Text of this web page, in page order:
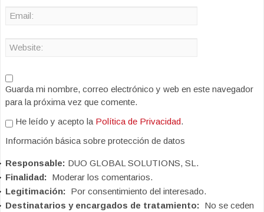
Guarda mi nombre, correo electrónico y web en este navegador
para la próxima vez que comente.
He leído y acepto la Política de Privacidad.
Información básica sobre protección de datos
Responsable: DUO GLOBAL SOLUTIONS, SL.
Finalidad: Moderar los comentarios.
Legitimación: Por consentimiento del interesado.
Destinatarios y encargados de tratamiento: No se ceden